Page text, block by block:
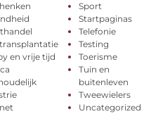
en vrije tijd
Sport
Startpaginas
Telefonie
Testing
Toerisme
Tuin en
buitenleven
Tweewielers
Uncategorized